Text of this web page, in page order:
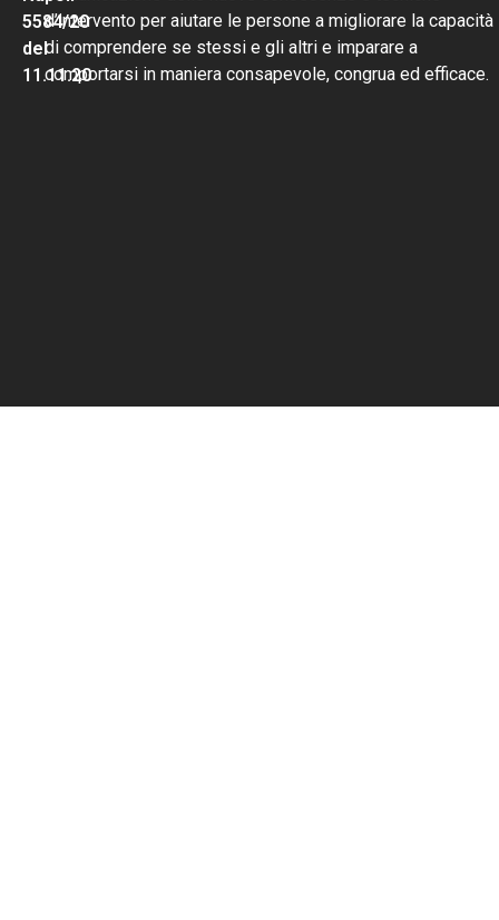
5584/20
del
11.11.20
d’intervento per aiutare le persone a migliorare la capacità
di comprendere se stessi e gli altri e imparare a
comportarsi in maniera consapevole, congrua ed efficace.